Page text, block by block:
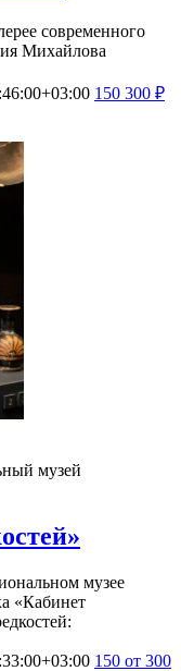
современного
Михайлова
150 300 ₽
музей
музее
«Кабинет
150 от 300